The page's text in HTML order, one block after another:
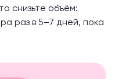
снизьте объём:
раз в 5–7 дней, пока